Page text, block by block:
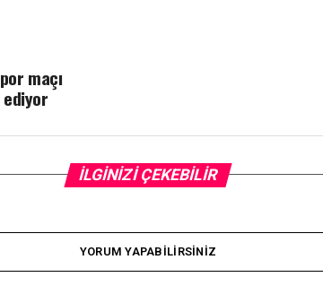
maçı
ediyor
İLGİNİZİ ÇEKEBİLİR
YORUM YAPABILIRSINIZ